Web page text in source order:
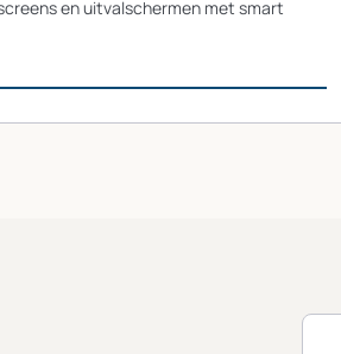
en uitvalschermen met smart